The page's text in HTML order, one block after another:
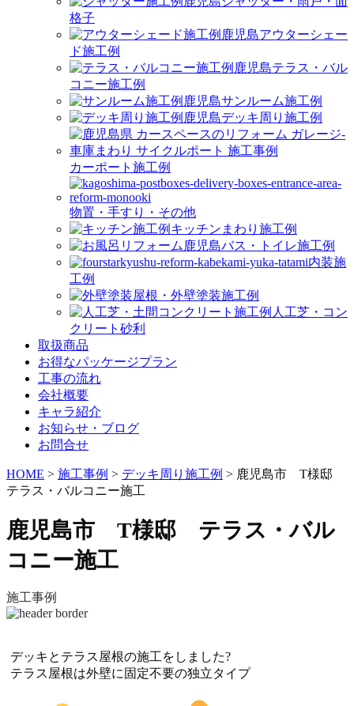
格子
アウターシェー
ド施工例
テラス・バル
コニー施工例
サンルーム施工例
デッキ周り施工例
カーポート施工例
物置・手すり・その他
キッチンまわり施工例
バス・トイレ施工例
内装施
工例
屋根・外壁塗装施工例
人工芝・コン
クリート砂利
取扱商品
お得なパッケージプラン
工事の流れ
会社概要
キャラ紹介
お知らせ・ブログ
お問合せ
HOME > 施工事例 > デッキ周り施工例 > 鹿児島市 T様邸
テラス・バルコニー施工
鹿児島市 T様邸 テラス・バル
コニー施工
施工事例
デッキとテラス屋根の施工をしました?
テラス屋根は外壁に固定不要の独立タイプ